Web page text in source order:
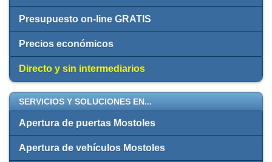
Presupuesto on-line GRATIS
Precios económicos
Directo y sin intermediarios
SERVICIOS Y SOLUCIONES EN...
Apertura de puertas Mostoles
Apertura de vehículos Mostoles